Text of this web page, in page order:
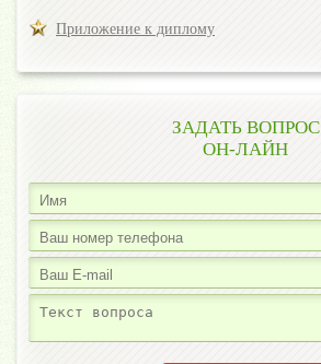
Приложение к диплому
ЗАДАТЬ ВОПРОС
ОН-ЛАЙН